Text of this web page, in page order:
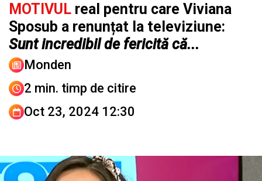
MOTIVUL real pentru care Viviana
Sposub a renunțat la televiziune:
Sunt incredibil de fericită că...
Monden
2 min. timp de citire
Oct 23, 2024 12:30